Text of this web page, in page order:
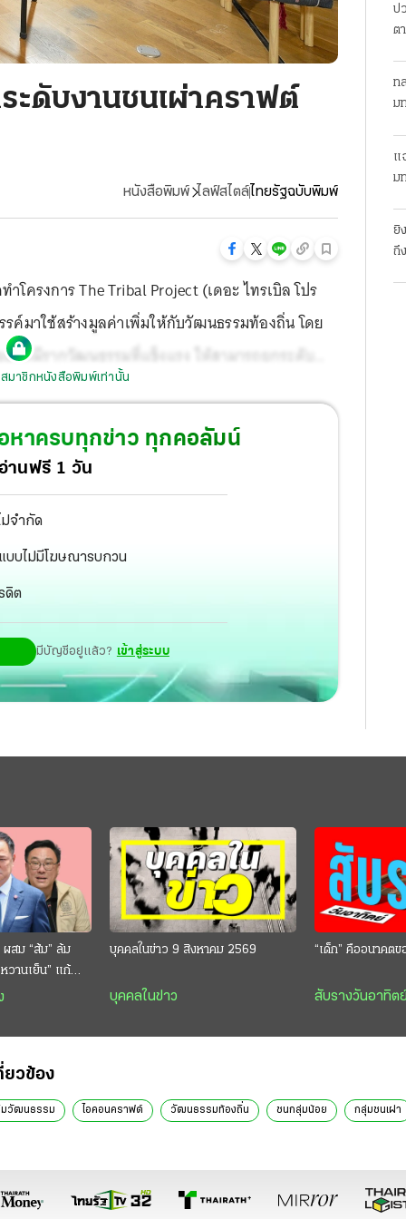
ะดับงานชนเผ่าคราฟต์
หนังสือพิมพ์ ไลฟ์สไตล์ไทยรัฐฉบับพิมพ์
ครงการ The Tribal Project (เดอะ ไทรเบิล โปร
รค์มาใช้สร้างมูลค่าเพิ่มให้กับวัฒนธรรมท้องถิ่น โดย
ต่มีรากวัฒนธรรมที่แข็งแรง ให้สามารถยกระดับ
สมาชิกหนังสือพิมพ์เท่านั้น
หาครบทุกข่าว ทุกคอลัมน์
านฟรี 1 วัน
ม่จำกัด
บบไม่มีโฆษณารบกวน
ดิต
มีบัญชีอยู่แล้ว? เข้าสู่ระบบ
ป
ต
ท
ม
แ
ม
ยิ
ถึ
ผสม “ส้ม” ล้ม
หวานเย็น” แก้
กินสบาย
บุคคลในข่าว 9 สิงหาคม 2569
บุคคลในข่าว
“เด็ก” คืออนาคตข
สับรางวันอาทิต
ยวข้อง
มวัฒนธรรม ไอคอนคราฟต์ วัฒนธรรมท้องถิ่น ชนกลุ่มน้อย กลุ่มชนเผ่า